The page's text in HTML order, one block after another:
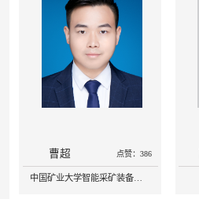
曹超 点赞：386